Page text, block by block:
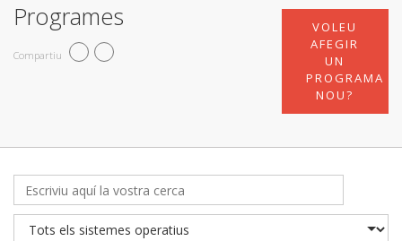
Programes
Compartiu
VOLEU
AFEGIR
UN
PROGRAMA
NOU?